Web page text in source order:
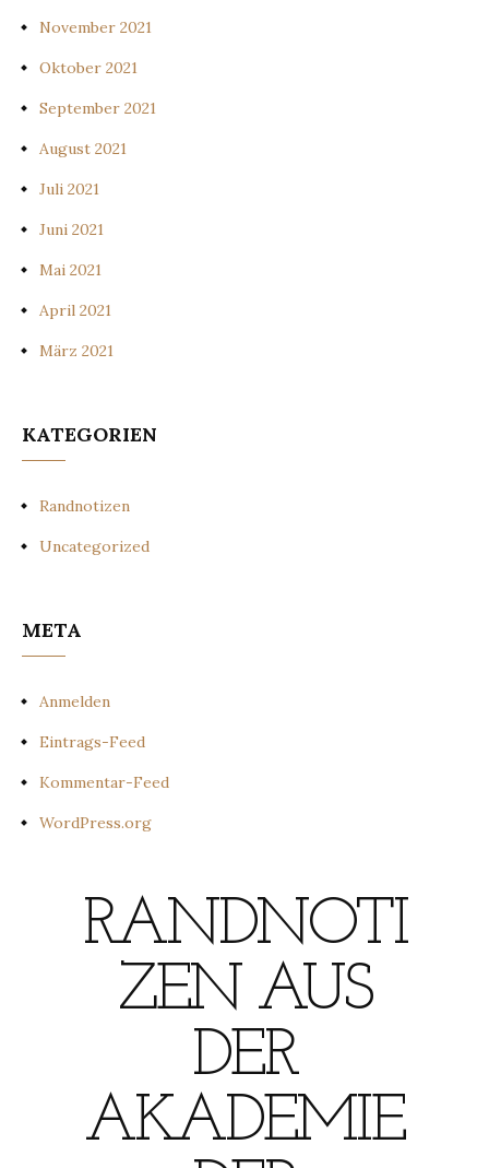
November 2021
Oktober 2021
September 2021
August 2021
Juli 2021
Juni 2021
Mai 2021
April 2021
März 2021
KATEGORIEN
Randnotizen
Uncategorized
META
Anmelden
Eintrags-Feed
Kommentar-Feed
WordPress.org
RANDNOTI
ZEN AUS
DER
AKADEMIE